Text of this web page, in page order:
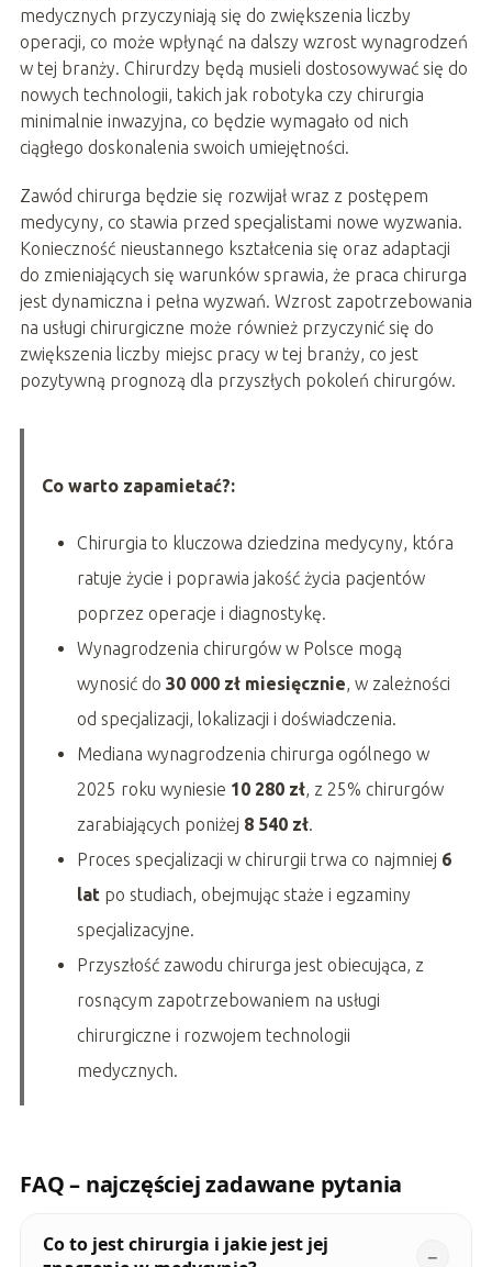
medycznych przyczyniają się do zwiększenia liczby
operacji, co może wpłynąć na dalszy wzrost wynagrodzeń
w tej branży. Chirurdzy będą musieli dostosowywać się do
nowych technologii, takich jak robotyka czy chirurgia
minimalnie inwazyjna, co będzie wymagało od nich
ciągłego doskonalenia swoich umiejętności.
Zawód chirurga będzie się rozwijał wraz z postępem
medycyny, co stawia przed specjalistami nowe wyzwania.
Konieczność nieustannego kształcenia się oraz adaptacji
do zmieniających się warunków sprawia, że praca chirurga
jest dynamiczna i pełna wyzwań. Wzrost zapotrzebowania
na usługi chirurgiczne może również przyczynić się do
zwiększenia liczby miejsc pracy w tej branży, co jest
pozytywną prognozą dla przyszłych pokoleń chirurgów.
Co warto zapamietać?:
Chirurgia to kluczowa dziedzina medycyny, która
ratuje życie i poprawia jakość życia pacjentów
poprzez operacje i diagnostykę.
Wynagrodzenia chirurgów w Polsce mogą
wynosić do 30 000 zł miesięcznie, w zależności
od specjalizacji, lokalizacji i doświadczenia.
Mediana wynagrodzenia chirurga ogólnego w
2025 roku wyniesie 10 280 zł, z 25% chirurgów
zarabiających poniżej 8 540 zł.
Proces specjalizacji w chirurgii trwa co najmniej 6
latpo studiach, obejmując staże i egzaminy
specjalizacyjne.
Przyszłość zawodu chirurga jest obiecująca, z
rosnącym zapotrzebowaniem na usługi
chirurgiczne i rozwojem technologii
medycznych.
FAQ – najczęściej zadawane pytania
Co to jest chirurgia i jakie jest jej